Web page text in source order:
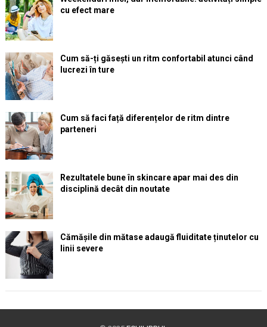
cu efect mare
Cum să-ți găsești un ritm confortabil atunci când
lucrezi în ture
Cum să faci față diferențelor de ritm dintre
parteneri
Rezultatele bune în skincare apar mai des din
disciplină decât din noutate
Cămășile din mătase adaugă fluiditate ținutelor cu
linii severe